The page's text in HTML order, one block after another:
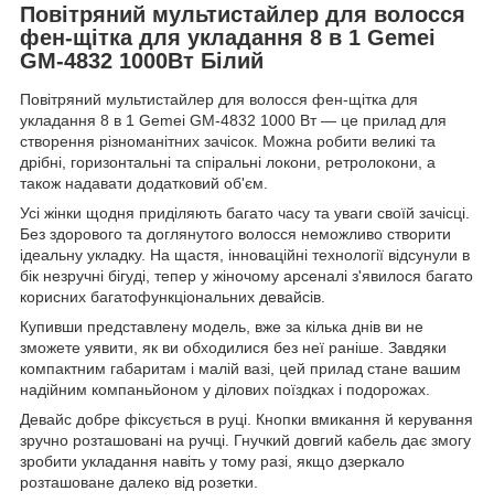
Повітряний мультистайлер для волосся
фен-щітка для укладання 8 в 1 Gemei
GM-4832 1000Вт Білий
Повітряний мультистайлер для волосся фен-щітка для
укладання 8 в 1 Gemei GM-4832 1000 Вт — це прилад для
створення різноманітних зачісок. Можна робити великі та
дрібні, горизонтальні та спіральні локони, ретролокони, а
також надавати додатковий об'єм.
Усі жінки щодня приділяють багато часу та уваги своїй зачісці.
Без здорового та доглянутого волосся неможливо створити
ідеальну укладку. На щастя, інноваційні технології відсунули в
бік незручні бігуді, тепер у жіночому арсеналі з'явилося багато
корисних багатофункціональних девайсів.
Купивши представлену модель, вже за кілька днів ви не
зможете уявити, як ви обходилися без неї раніше. Завдяки
компактним габаритам і малій вазі, цей прилад стане вашим
надійним компаньйоном у ділових поїздках і подорожах.
Девайс добре фіксується в руці. Кнопки вмикання й керування
зручно розташовані на ручці. Гнучкий довгий кабель дає змогу
зробити укладання навіть у тому разі, якщо дзеркало
розташоване далеко від розетки.